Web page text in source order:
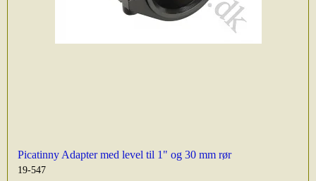
Picatinny Adapter med level til 1" og 30 mm rør
19-547